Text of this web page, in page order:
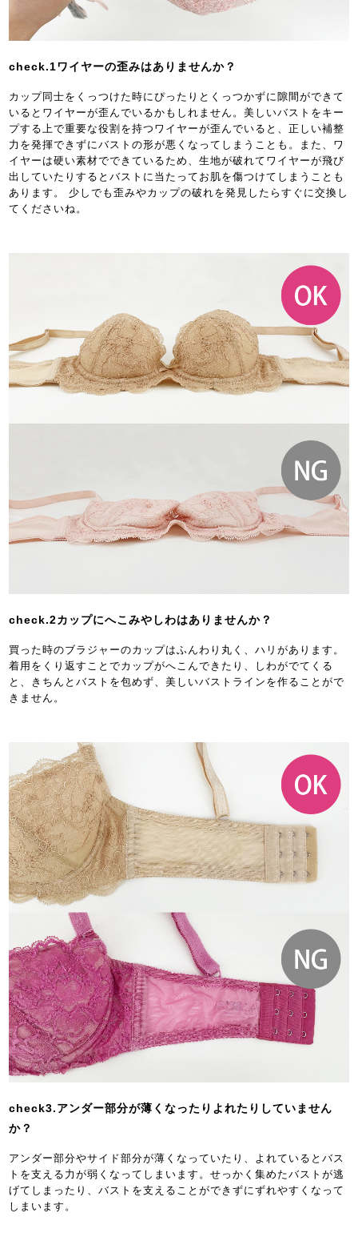
check.1ワイヤーの歪みはありませんか？
カップ同士をくっつけた時にぴったりとくっつかずに隙間ができて
いるとワイヤーが歪んでいるかもしれません。美しいバストをキー
プする上で重要な役割を持つワイヤーが歪んでいると、正しい補整
力を発揮できずにバストの形が悪くなってしまうことも。また、ワ
イヤーは硬い素材でできているため、生地が破れてワイヤーが飛び
出していたりするとバストに当たってお肌を傷つけてしまうことも
あります。 少しでも歪みやカップの破れを発見したらすぐに交換し
てくださいね。
check.2カップにへこみやしわはありませんか？
買った時のブラジャーのカップはふんわり丸く、ハリがあります。
着用をくり返すことでカップがへこんできたり、しわがでてくる
と、きちんとバストを包めず、美しいバストラインを作ることがで
きません。
check3.アンダー部分が薄くなったりよれたりしていません
か？
アンダー部分やサイド部分が薄くなっていたり、よれているとバス
トを支える力が弱くなってしまいます。せっかく集めたバストが逃
げてしまったり、バストを支えることができずにずれやすくなって
しまいます。